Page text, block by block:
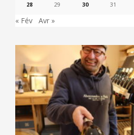
28 29 30 31
« Fév Avr »